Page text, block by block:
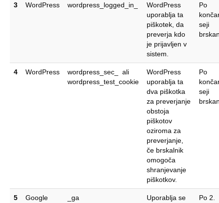
3 WordPress wordpress_logged_in_
WordPress
uporablja ta
piškotek, da
preverja kdo
je prijavljen v
sistem.
Po
seji
4 WordPress
wordpress_sec_ ali
wordpress_test_cookie
WordPress
uporablja ta
dva piškotka
za preverjanje
obstoja
piškotov
oziroma za
preverjanje,
če brskalnik
omogoča
shranjevanje
piškotkov.
Po
seji
5
Google
_ga
Uporablja se
Po 2.